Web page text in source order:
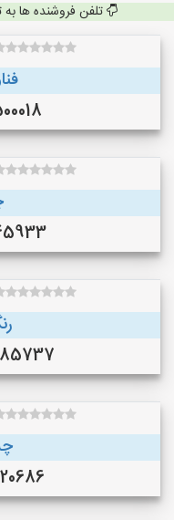
تلفن فروشنده ها